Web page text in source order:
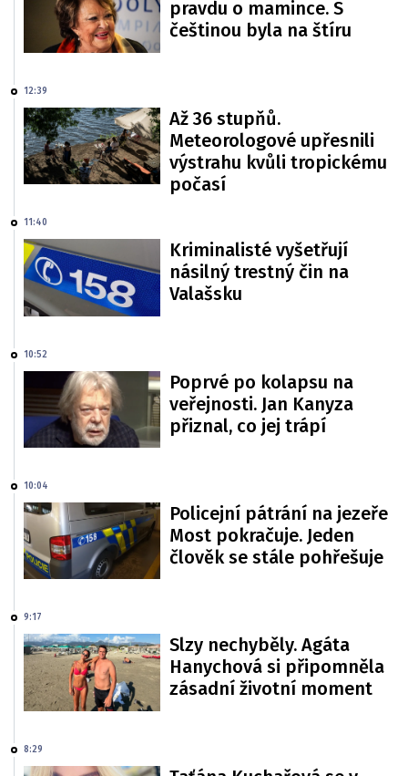
pravdu o mamince. S
češtinou byla na štíru
12:39
Až 36 stupňů.
Meteorologové upřesnili
výstrahu kvůli tropickému
počasí
11:40
Kriminalisté vyšetřují
násilný trestný čin na
Valašsku
10:52
Poprvé po kolapsu na
veřejnosti. Jan Kanyza
přiznal, co jej trápí
10:04
Policejní pátrání na jezeře
Most pokračuje. Jeden
člověk se stále pohřešuje
9:17
Slzy nechyběly. Agáta
Hanychová si připomněla
zásadní životní moment
8:29